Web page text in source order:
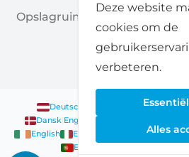
Deze website
cookies om de
verbeteren.
Alles
Opslagruimte Gidsen
Deutsch Nederlands|
Dansk English
English
English Nederlands|
English